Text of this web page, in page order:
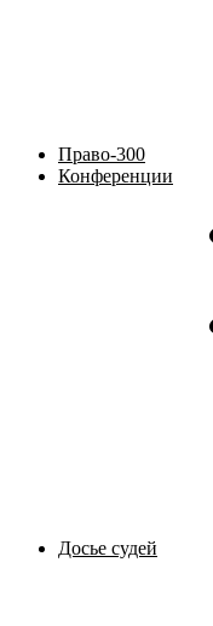
Право-300
Конференции
Досье судей